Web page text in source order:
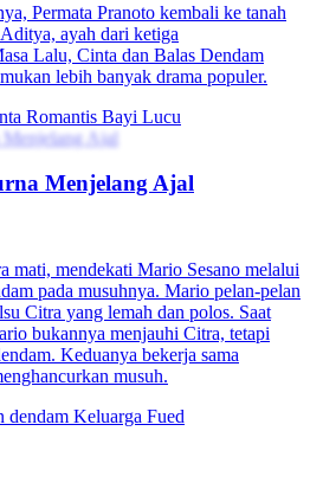
Permata Pranoto kembali ke tanah
ayah dari ketiga
Lalu, Cinta dan Balas Dendam
lebih banyak drama populer.
Romantis Bayi Lucu